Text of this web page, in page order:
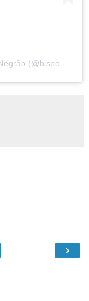
Um post compartilhado por Bispo Wagner Negrão (@bispowagnernegrao)
›